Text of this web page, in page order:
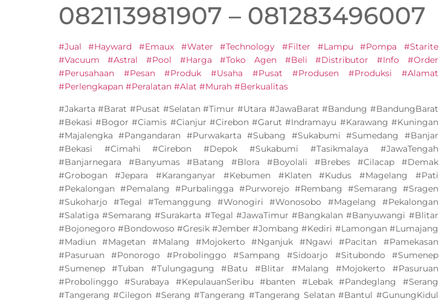
082113981907 – 081283496007
#Jual #Hayward #Emaux #Water #Technology #Filter #Lampu #Pompa #Starite
#Vacuum #Astral #Pool #Harga #Toko Agen #Beli #Distributor #Info #Order
#Perusahaan #Pesan #Produk #Usaha #Pusat #Produsen #Produksi #Alamat
#Perlengkapan #Peralatan #Alat #Murah #Berkualitas
#Jakarta #Barat #Pusat #Selatan #Timur #Utara #JawaBarat #Bandung #BandungBarat
#Bekasi #Bogor #Ciamis #Cianjur #Cirebon #Garut #Indramayu #Karawang #Kuningan
#Majalengka #Pangandaran #Purwakarta #Subang #Sukabumi #Sumedang #Banjar
#Bekasi #Cimahi #Cirebon #Depok #Sukabumi #Tasikmalaya #JawaTengah
#Banjarnegara #Banyumas #Batang #Blora #Boyolali #Brebes #Cilacap #Demak
#Grobogan #Jepara #Karanganyar #Kebumen #Klaten #Kudus #Magelang #Pati
#Pekalongan #Pemalang #Purbalingga #Purworejo #Rembang #Semarang #Sragen
#Sukoharjo #Tegal #Temanggung #Wonogiri #Wonosobo #Magelang #Pekalongan
#Salatiga #Semarang #Surakarta #Tegal #JawaTimur #Bangkalan #Banyuwangi #Blitar
#Bojonegoro #Bondowoso #Gresik #Jember #Jombang #Kediri #Lamongan #Lumajang
#Madiun #Magetan #Malang #Mojokerto #Nganjuk #Ngawi #Pacitan #Pamekasan
#Pasuruan #Ponorogo #Probolinggo #Sampang #Sidoarjo #Situbondo #Sumenep
#Sumenep #Tuban #Tulungagung #Batu #Blitar #Malang #Mojokerto #Pasuruan
#Probolinggo #Surabaya #KepulauanSeribu #banten #Lebak #Pandeglang #Serang
#Tangerang #Cilegon #Serang #Tangerang #Tangerang Selatan #Bantul #GunungKidul